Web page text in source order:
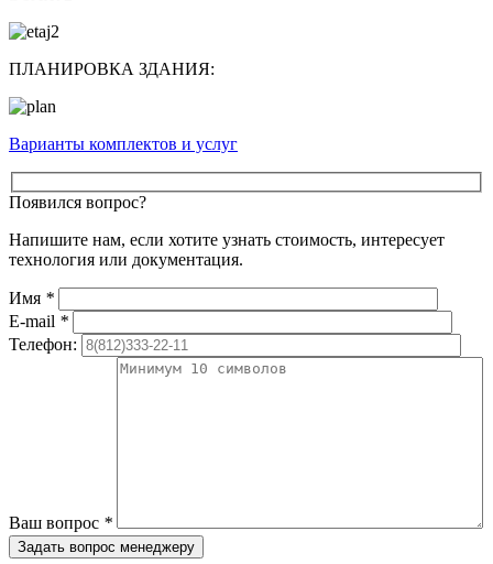
ПЛАНИРОВКА ЗДАНИЯ:
Варианты комплектов и услуг
Появился вопрос?
Напишите нам, если хотите узнать стоимость, интересует
технология или документация.
Имя *
E-mail *
Телефон:
Ваш вопрос *